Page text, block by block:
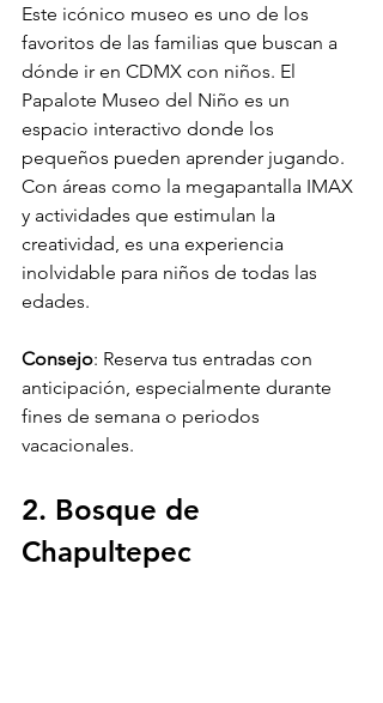
Este icónico museo es uno de los
favoritos de las familias que buscan a
dónde ir en CDMX con niños. El
Papalote Museo del Niño es un
espacio interactivo donde los
pequeños pueden aprender jugando.
Con áreas como la megapantalla IMAX
y actividades que estimulan la
creatividad, es una experiencia
inolvidable para niños de todas las
edades.
Consejo: Reserva tus entradas con
anticipación, especialmente durante
fines de semana o periodos
vacacionales.
2. Bosque de
Chapultepec